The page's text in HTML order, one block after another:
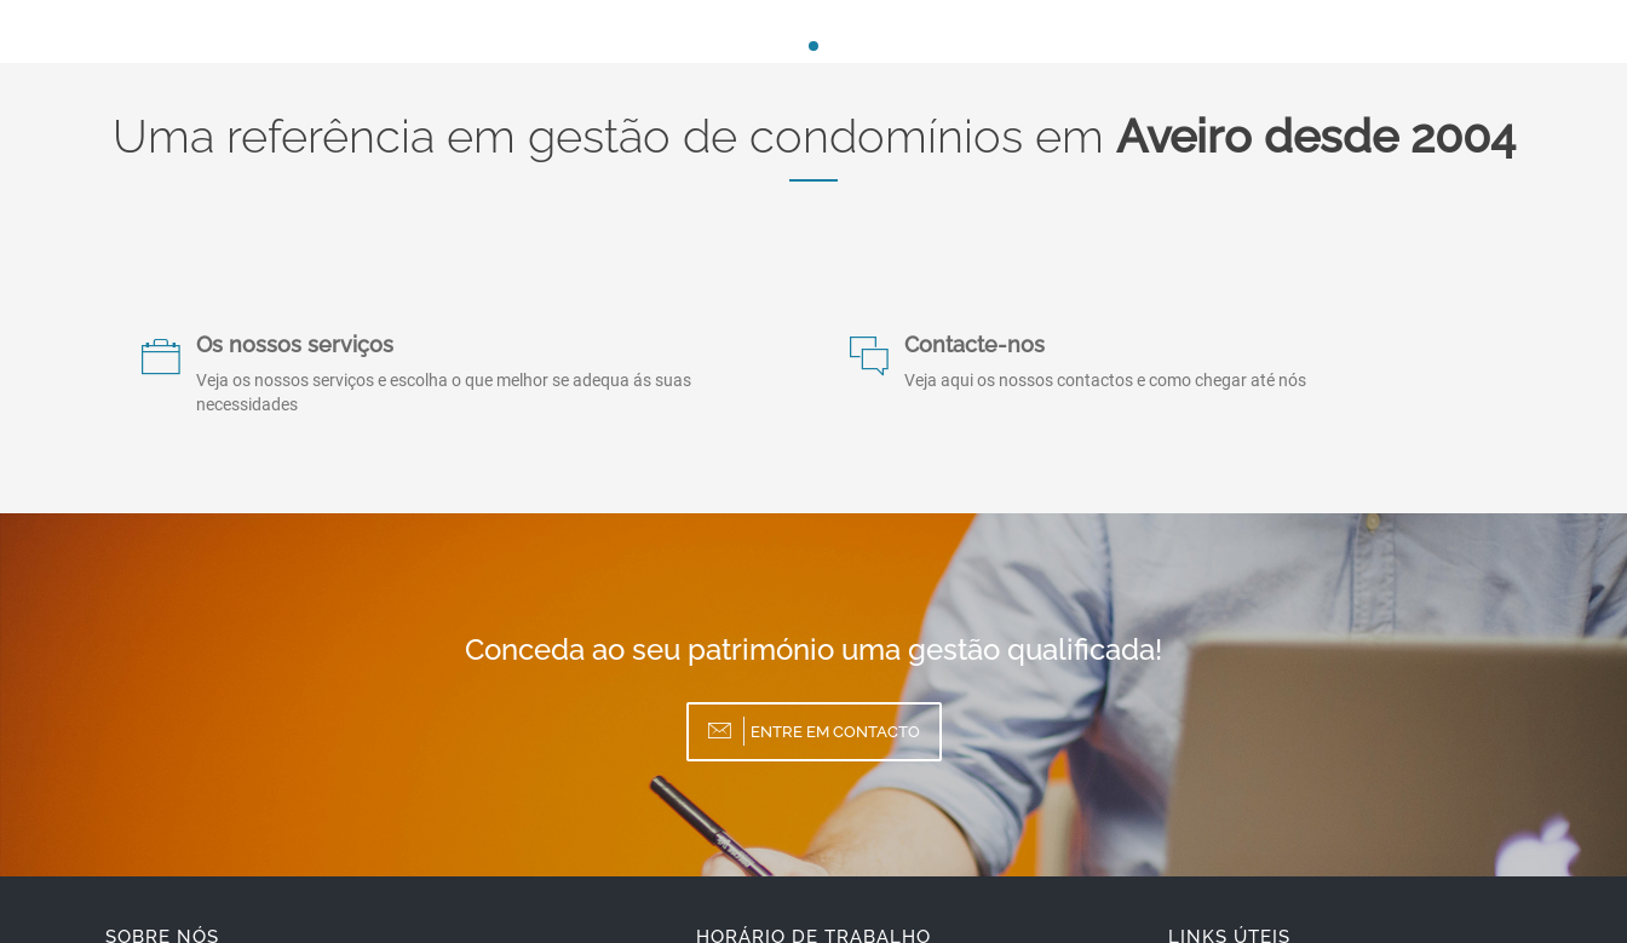
Uma referência em gestão de condomínios em Aveiro desde 2004
Os nossos serviços
Veja os nossos serviços e escolha o que melhor se adequa ás suas
necessidades
Contacte-nos
Veja aqui os nossos contactos e como chegar até nós
Conceda ao seu património uma gestão qualificada!
ENTRE EM CONTACTO
SOBRE NÓS HORÁRIO DE TRABALHO LINKS ÚTEIS